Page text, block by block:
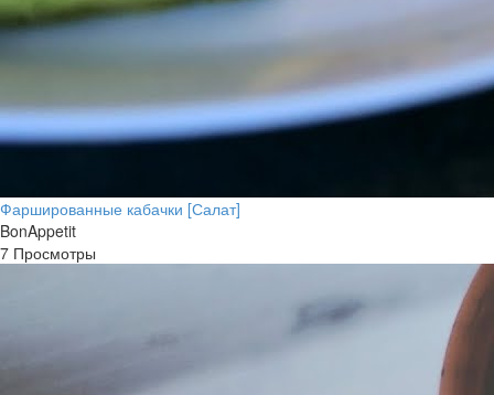
Фаршированные кабачки [Салат]
BonAppetit
7 Просмотры